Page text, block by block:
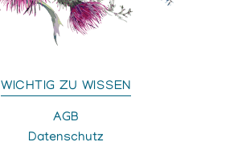
WICHTIG ZU WISSEN
AGB
Datenschutz